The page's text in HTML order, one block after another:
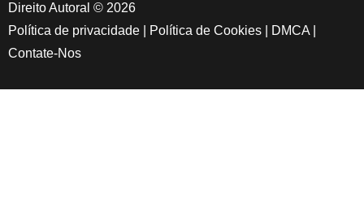
Direito Autoral © 2026
Política de privacidade
Política de Cookies DMCA|
Contate-Nos